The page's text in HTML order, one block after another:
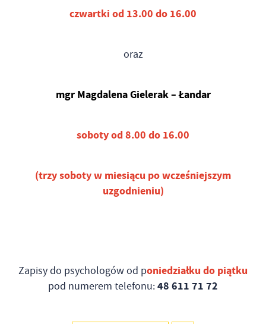
czwartki od 13.00 do 16.00
oraz
mgr Magdalena Gielerak – Łandar
soboty od 8.00 do 16.00
(trzy soboty w miesiącu po wcześniejszym
uzgodnieniu)
Zapisy do psychologów od poniedziałku do piątku
pod numerem telefonu:48 611 71 72